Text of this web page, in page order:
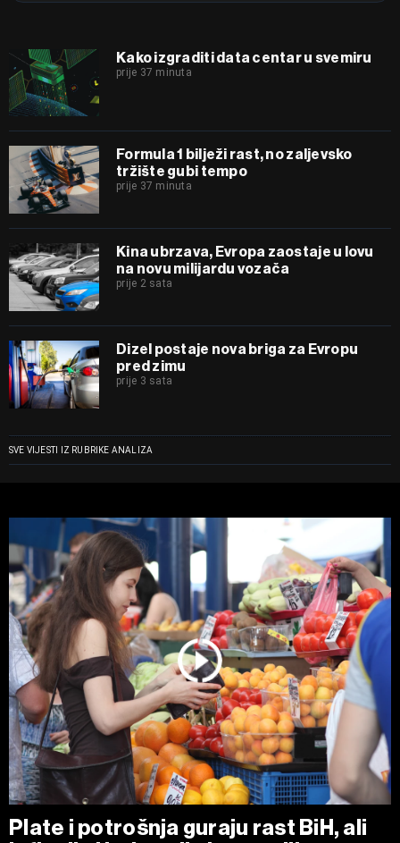
Kako izgraditi data centar u svemiru
prije 37 minuta
Formula 1 bilježi rast, no zaljevsko
tržište gubi tempo
prije 37 minuta
Kina ubrzava, Evropa zaostaje u lovu
na novu milijardu vozača
prije 2 sata
Dizel postaje nova briga za Evropu
pred zimu
prije 3 sata
SVE VIJESTI IZ RUBRIKE ANALIZA
Plate i potrošnja guraju rast BiH, ali